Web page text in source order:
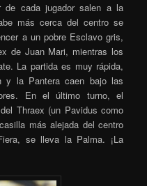
de cada jugador salen a la
más cerca del centro se
a un pobre Esclavo gris,
de Juan Mari, mientras los
La partida es muy rápida,
y la Pantera caen bajo las
En el último turno, el
Thraex (un Pavidus como
más alejada del centro
se lleva la Palma. ¡La